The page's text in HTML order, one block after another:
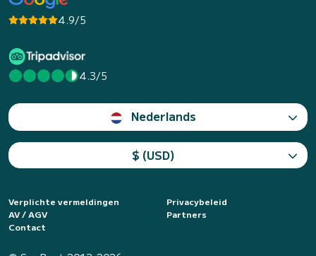
4.9/5
4.3/5
Nederlands
$ (USD)
Verplichte vermeldingen
Privacybeleid
AV / AGV
Partners
Contact